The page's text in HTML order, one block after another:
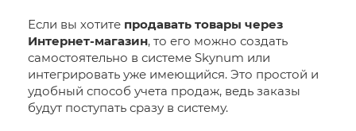
Если вы хотите продавать товары через
Интернет-магазин, то его можно создать
самостоятельно в системе Skynum или
интегрировать уже имеющийся. Это простой и
удобный способ учета продаж, ведь заказы
будут поступать сразу в систему.